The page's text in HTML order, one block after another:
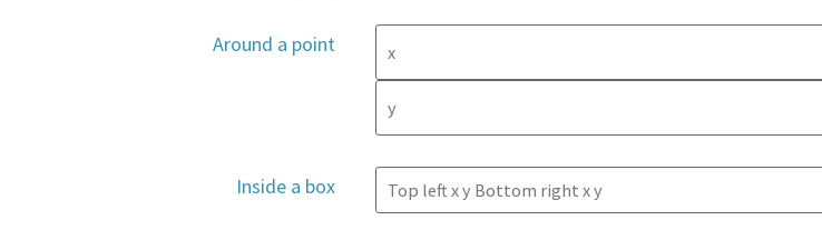
Around a point
Inside a box